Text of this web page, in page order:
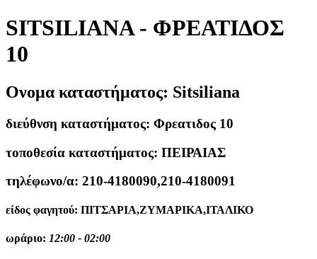
SITSILIANA - ΦΡΕΑΤΙΔΟΣ
10
Ονομα καταστήματος: Sitsiliana
διεύθνση καταστήματος: Φρεατιδος 10
τοποθεσία καταστήματος: ΠΕΙΡΑΙΑΣ
τηλέφωνο/α: 210-4180090,210-4180091
είδος φαγητού: ΠΙΤΣΑΡΙΑ,ΖΥΜΑΡΙΚΑ,ΙΤΑΛΙΚΟ
ωράριο: 12:00 - 02:00